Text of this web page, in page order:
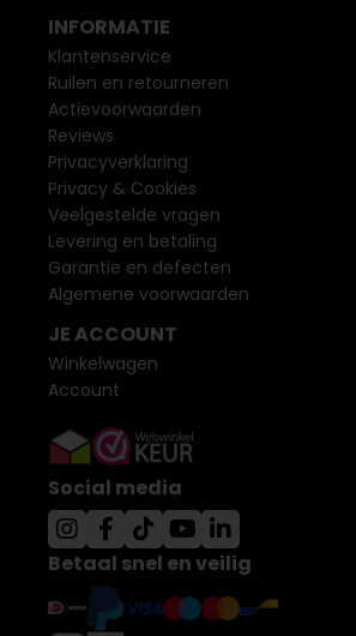
INFORMATIE
Klantenservice
Ruilen en retourneren
Actievoorwaarden
Reviews
Privacyverklaring
Privacy & Cookies
Veelgestelde vragen
Levering en betaling
Garantie en defecten
Algemene voorwaarden
JE ACCOUNT
Winkelwagen
Account
Social media
Betaal snel en veilig